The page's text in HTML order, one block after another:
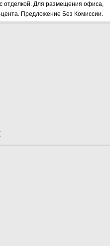
отделкой. Для размещения офиса,
цента. Предложение Без Комиссии.